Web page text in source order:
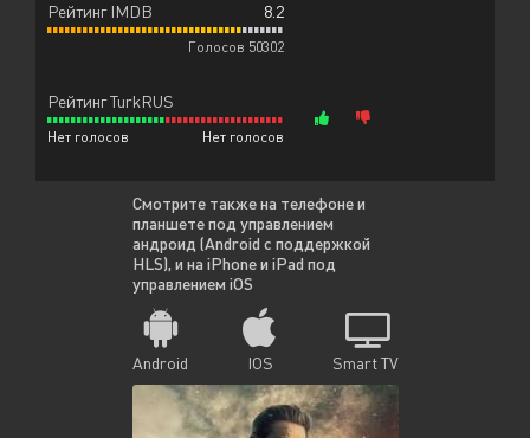
Рейтинг IMDB 8.2
Голосов 50302
Рейтинг TurkRUS
Нет голосов Нет голосов
Смотрите также на телефоне и
планшете под управлением
андроид (Android с поддержкой
HLS), и на iPhone и iPad под
управлением iOS
Android IOS Smart TV